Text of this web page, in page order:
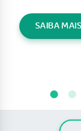
SAIBA MAIS